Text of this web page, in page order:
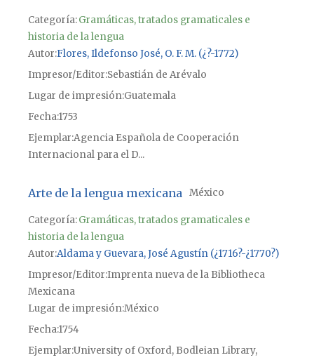
Categoría:Gramáticas, tratados gramaticales e
historia de la lengua
Autor Flores, Ildefonso José, O. F. M. (¿?-1772)
Impresor/Editor Sebastián de Arévalo
Lugar de impresiónGuatemala
Fecha1753
Ejemplar Agencia Española de Cooperación
Internacional para el D...
Arte de la lengua mexicana México
Categoría:Gramáticas, tratados gramaticales e
historia de la lengua
Autor Aldama y Guevara, José Agustín (¿1716?-¿1770?)
Impresor/Editor Imprenta nueva de la Bibliotheca
Mexicana
Lugar de impresiónMéxico
Fecha1754
Ejemplar University of Oxford, Bodleian Library,